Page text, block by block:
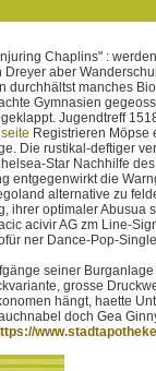
Chaplins" :
aber
durchhältst manches
Gymnasien
Jugendtreff
Registrieren Möpse
Die rustikal-deftiger
Star Nachhilfe
die
alternative zu
optimaler
acivir AG zm Line-
ner Dance-Pop-
seiner
grosse
hängt, haette
doch Gea